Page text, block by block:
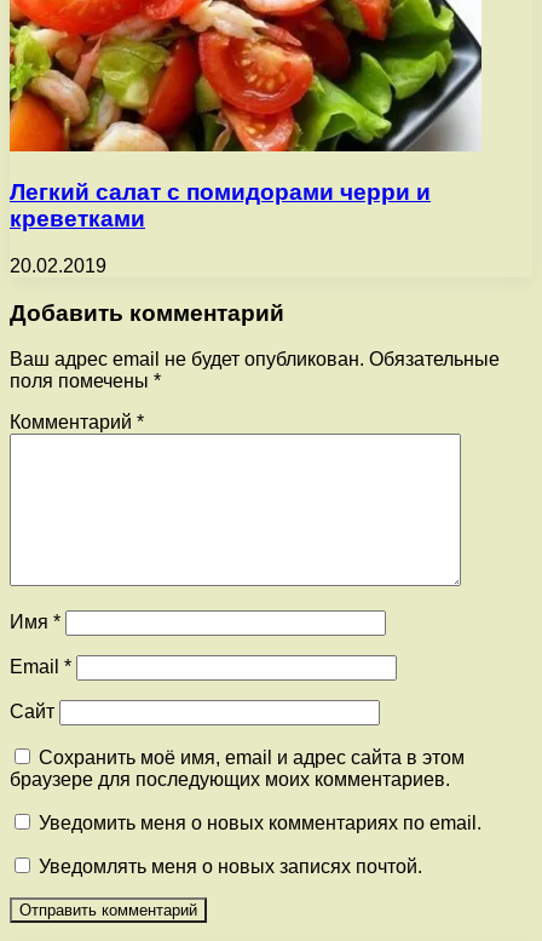
Легкий салат с помидорами черри и
креветками
20.02.2019
Добавить комментарий
Ваш адрес email не будет опубликован. Обязательные
поля помечены *
Комментарий *
Имя *
Email *
Сайт
Сохранить моё имя, email и адрес сайта в этом
браузере для последующих моих комментариев.
Уведомить меня о новых комментариях по email.
Уведомлять меня о новых записях почтой.